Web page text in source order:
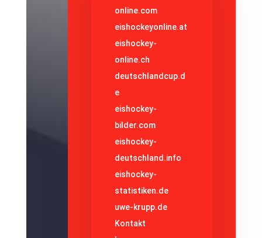
online.com
eishockeyonline.at
eishockey-
online.ch
deutschlandcup.d
e
eishockey-
bilder.com
eishockey-
deutschland.info
eishockey-
statistiken.de
uwe-krupp.de
Kontakt